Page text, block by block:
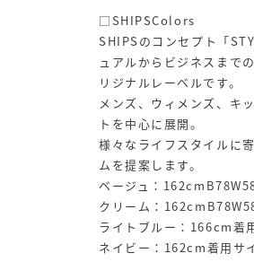
□SHIPSColors
SHIPSのコンセプト「
ュアルからビジネスまで
リジナルレーベルです。
メンズ、ウィメンズ、キ
トを中心に展開。
様々なライフスタイルに
ムを提案します。
ベージュ：
クリーム：
ライトブルー：166cm着
ネイビー：162cm着用サ